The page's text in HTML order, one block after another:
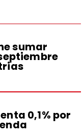
sumar
0,1% por